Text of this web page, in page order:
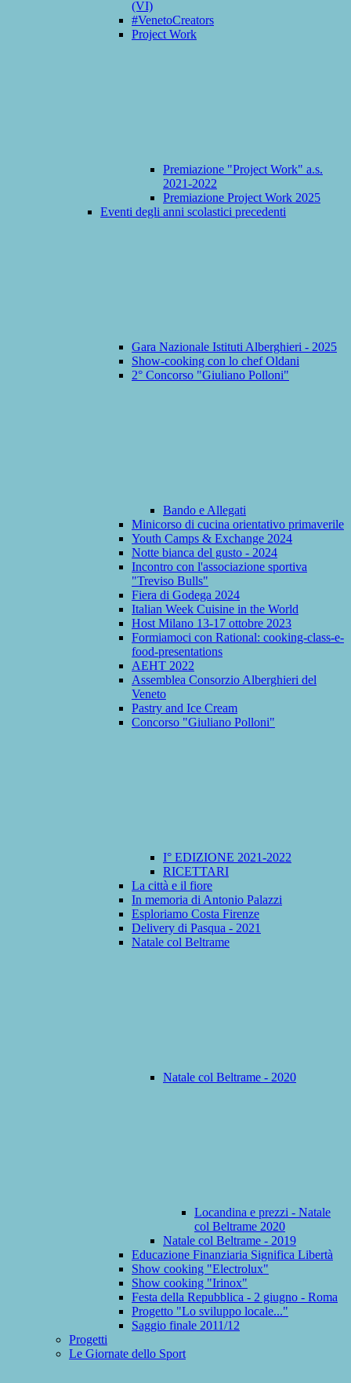
(VI)
#VenetoCreators
Project Work
Premiazione "Project Work" a.s.
2021-2022
Premiazione Project Work 2025
Eventi degli anni scolastici precedenti
Gara Nazionale Istituti Alberghieri - 2025
Show-cooking con lo chef Oldani
2° Concorso "Giuliano Polloni"
Bando e Allegati
Minicorso di cucina orientativo primaverile
Youth Camps & Exchange 2024
Notte bianca del gusto - 2024
Incontro con l'associazione sportiva
"Treviso Bulls"
Fiera di Godega 2024
Italian Week Cuisine in the World
Host Milano 13-17 ottobre 2023
Formiamoci con Rational: cooking-class-e-
food-presentations
AEHT 2022
Assemblea Consorzio Alberghieri del
Veneto
Pastry and Ice Cream
Concorso "Giuliano Polloni"
I° EDIZIONE 2021-2022
RICETTARI
La città e il fiore
In memoria di Antonio Palazzi
Esploriamo Costa Firenze
Delivery di Pasqua - 2021
Natale col Beltrame
Natale col Beltrame - 2020
Locandina e prezzi - Natale
col Beltrame 2020
Natale col Beltrame - 2019
Educazione Finanziaria Significa Libertà
Show cooking "Electrolux"
Show cooking "Irinox"
Festa della Repubblica - 2 giugno - Roma
Progetto "Lo sviluppo locale..."
Saggio finale 2011/12
Progetti
Le Giornate dello Sport